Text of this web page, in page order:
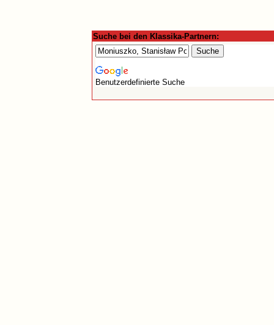
Suche bei den Klassika-Partnern:
Benutzerdefinierte Suche